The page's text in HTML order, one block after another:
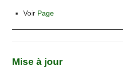
Voir Page
Mise à jour